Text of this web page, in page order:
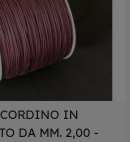
IN
DA MM. 2,00 -